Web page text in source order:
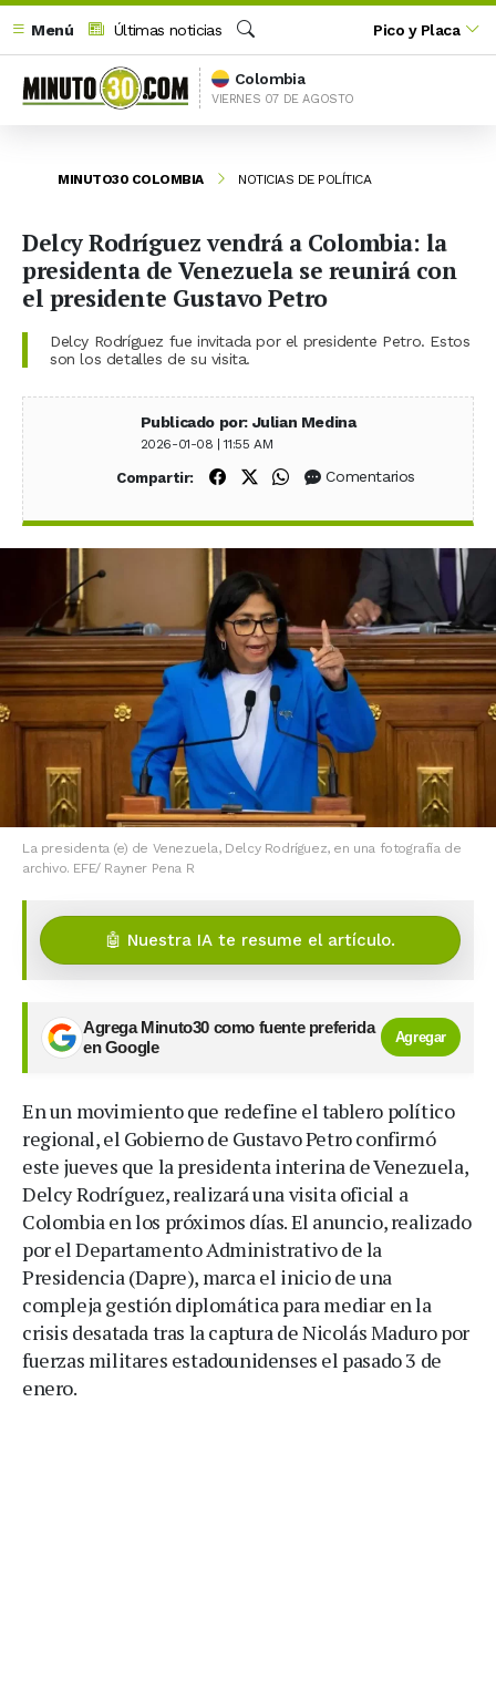
Menú
Últimas noticias
Buscar
Pico y Placa
Colombia
VIERNES 07 DE AGOSTO
MINUTO30 COLOMBIA NOTICIAS DE POLÍTICA
Delcy Rodríguez vendrá a Colombia: la
presidenta de Venezuela se reunirá con
el presidente Gustavo Petro
Delcy Rodríguez fue invitada por el presidente Petro. Estos
son los detalles de su visita.
Publicado por: Julian Medina
2026-01-08 | 11:55 AM
Compartir: Compartir en Facebook
Compartir en X (Twitter)
Compartir en WhatsApp
Comentarios
La presidenta (e) de Venezuela, Delcy Rodríguez, en una fotografía de
archivo. EFE/ Rayner Pena R
🤖 Nuestra IA te resume el artículo.
Agrega Minuto30 como fuente preferida
en Google
Agregar
En un movimiento que redefine el tablero político
regional, el Gobierno de Gustavo Petro confirmó
este jueves que la presidenta interina de Venezuela,
Delcy Rodríguez, realizará una visita oficial a
Colombia en los próximos días. El anuncio, realizado
por el Departamento Administrativo de la
Presidencia (Dapre), marca el inicio de una
compleja gestión diplomática para mediar en la
crisis desatada tras la captura de Nicolás Maduro por
fuerzas militares estadounidenses el pasado 3 de
enero.